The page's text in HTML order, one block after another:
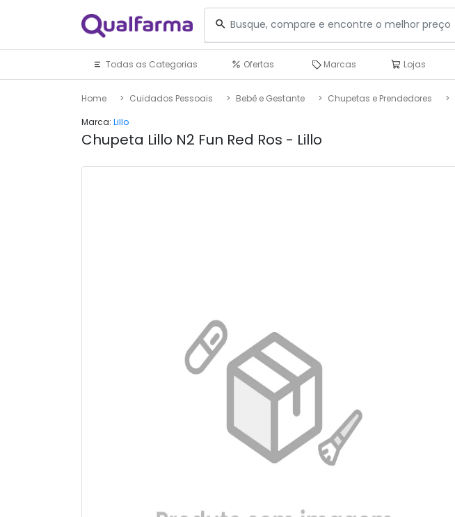
Todas as Categorias Ofertas Marcas Lojas
Home Cuidados Pessoais Bebê e Gestante Chupetas e Prendedores
Marca: Lillo
Chupeta Lillo N2 Fun Red Ros - Lillo